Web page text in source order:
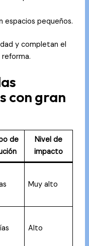
espacios pequeños.
y completan el
con gran
de
Nivel de
impacto
Muy alto
Alto